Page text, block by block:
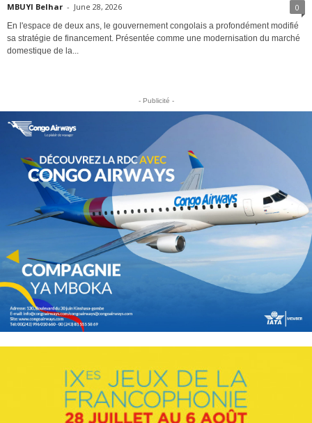
MBUYI Belhar - June 28, 2026 0
En l'espace de deux ans, le gouvernement congolais a profondément modifié
sa stratégie de financement. Présentée comme une modernisation du marché
domestique de la...
- Publicité -